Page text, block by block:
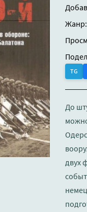
Жанр:
TG
До
двух